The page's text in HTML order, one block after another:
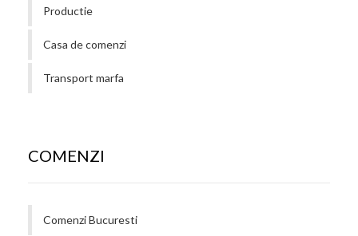
Productie
Casa de comenzi
Transport marfa
COMENZI
Comenzi Bucuresti